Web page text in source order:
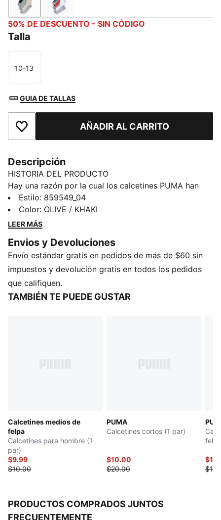
OLIVE / KHAKIBLUE / RED / WHITE
50% DE DESCUENTO - SIN CÓDIGO
Talla
Talla
10-13
GUIA DE TALLAS
Añadir a la lista de deseosAÑADIR AL CARRITO
Descripción
HISTORIA DEL PRODUCTO
Hay una razón por la cual los calcetines PUMA han
inspirado un comportamiento obsesivo en todo el
mundo. Son suaves. Cómodos. Puedes usarlos
siempre. Y cuando te los pones, permanecen donde se
DETALLES
Incluye 3 pares
Detalles de la marca PUMA
57 % poliéster, 24 % algodón, 14 % nailon, 5 %
spandex
Estilo: 859549_04
Color: OLIVE / KHAKI
LEER MÁS
Envios y Devoluciones
Envío estándar gratis en pedidos de más de $60 sin
impuestos y devolución gratis en todos los pedidos
que califiquen.
TAMBIÉN TE PUEDE GUSTAR
Calcetines medios de
felpa
Calcetines para hombre (1
par)
$9.99
$10.00
PUMA
Calcetines cortos (1 par)
$10.00
$20.00
PRODUCTOS COMPRADOS JUNTOS
FRECUENTEMENTE